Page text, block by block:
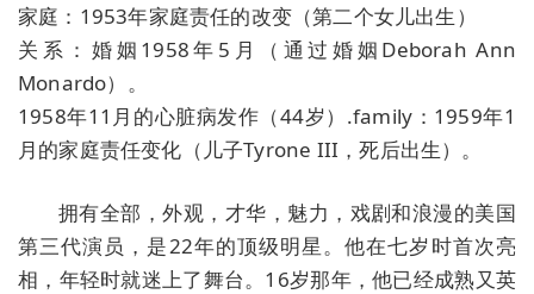
家庭：1953年家庭责任的改变（第二个女儿出生）
关系：婚姻1958年5月（通过婚姻Deborah Ann
Monardo）。
1958年11月的心脏病发作（44岁）.family：1959年1
月的家庭责任变化（儿子Tyrone III，死后出生）。
拥有全部，外观，才华，魅力，戏剧和浪漫的美国
第三代演员，是22年的顶级明星。他在七岁时首次亮
相，年轻时就迷上了舞台。16岁那年，他已经成熟又英